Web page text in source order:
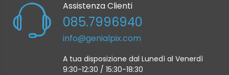
Assistenza Clienti
085.7996940
info@genialpix.com
A tua disposizione dal Lunedì al Venerdì
9:30-12:30 / 15:30-18:30